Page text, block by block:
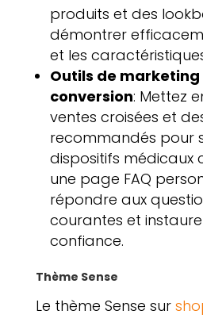
produits et des
démontrer
et les
Outils de marketing
conversion: Mettez
ventes croisées et
recommandés pour
dispositifs médicaux
une page FAQ
répondre aux
courantes et
confiance.
Thème Sense
Le thème Sense sur